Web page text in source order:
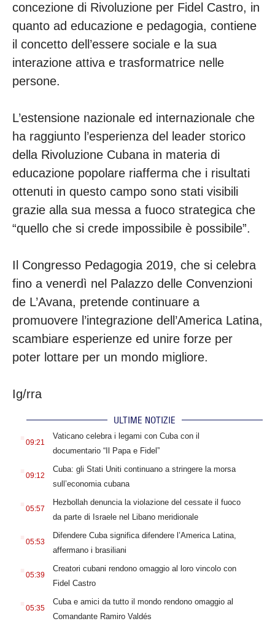
concezione di Rivoluzione per Fidel Castro, in
quanto ad educazione e pedagogia, contiene
il concetto dell’essere sociale e la sua
interazione attiva e trasformatrice nelle
persone.
L’estensione nazionale ed internazionale che
ha raggiunto l’esperienza del leader storico
della Rivoluzione Cubana in materia di
educazione popolare riafferma che i risultati
ottenuti in questo campo sono stati visibili
grazie alla sua messa a fuoco strategica che
“quello che si crede impossibile è possibile”.
Il Congresso Pedagogia 2019, che si celebra
fino a venerdì nel Palazzo delle Convenzioni
de L’Avana, pretende continuare a
promuovere l’integrazione dell’America Latina,
scambiare esperienze ed unire forze per
poter lottare per un mondo migliore.
Ig/rra
ULTIME NOTIZIE
09:21
Vaticano celebra i legami con Cuba con il
documentario “Il Papa e Fidel”
09:12
Cuba: gli Stati Uniti continuano a stringere la morsa
sull’economia cubana
05:57
Hezbollah denuncia la violazione del cessate il fuoco
da parte di Israele nel Libano meridionale
05:53
Difendere Cuba significa difendere l’America Latina,
affermano i brasiliani
05:39
Creatori cubani rendono omaggio al loro vincolo con
Fidel Castro
05:35
Cuba e amici da tutto il mondo rendono omaggio al
Comandante Ramiro Valdés